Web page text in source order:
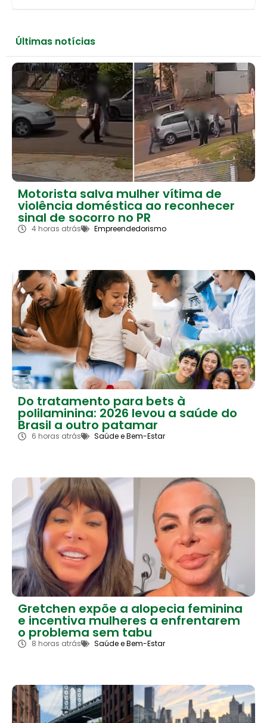
Últimas notícias
Motorista salva mulher vítima de
violência doméstica ao reconhecer
sinal de socorro no PR
4 horas atrás Empreendedorismo
Do tratamento para bets à
polilaminina: 2026 levou a saúde do
Brasil a outro patamar
6 horas atrás Saúde e Bem-Estar
Gretchen expõe a alopecia feminina
e incentiva mulheres a enfrentarem
o problema sem tabu
8 horas atrás Saúde e Bem-Estar